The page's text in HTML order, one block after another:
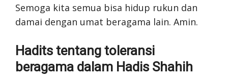
Semoga kita semua bisa hidup rukun dan
damai dengan umat beragama lain. Amin.
Hadits tentang toleransi
beragama dalam Hadis Shahih